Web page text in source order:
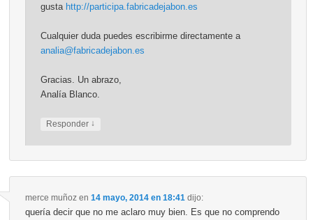
gusta http://participa.fabricadejabon.es
Cualquier duda puedes escribirme directamente a
analia@fabricadejabon.es
Gracias. Un abrazo,
Analía Blanco.
Responder ↓
merce muñozen 14 mayo, 2014 en 18:41 dijo:
quería decir que no me aclaro muy bien. Es que no comprendo